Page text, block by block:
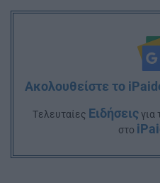
Ακολουθείστε το
Tελευταίες Ειδήσειςγια
στο